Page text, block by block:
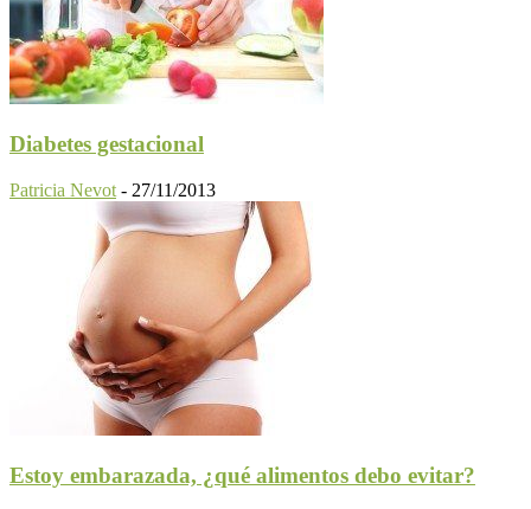
Diabetes gestacional
Patricia Nevot - 27/11/2013
Estoy embarazada, ¿qué alimentos debo evitar?